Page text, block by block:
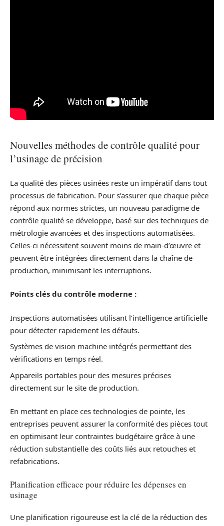
Nouvelles méthodes de contrôle qualité pour
l’usinage de précision
La qualité des pièces usinées reste un impératif dans tout
processus de fabrication. Pour s’assurer que chaque pièce
répond aux normes strictes, un nouveau paradigme de
contrôle qualité se développe, basé sur des techniques de
métrologie avancées et des inspections automatisées.
Celles-ci nécessitent souvent moins de main-d’œuvre et
peuvent être intégrées directement dans la chaîne de
production, minimisant les interruptions.
Points clés du contrôle moderne :
Inspections automatisées utilisant l’intelligence artificielle
pour détecter rapidement les défauts.
Systèmes de vision machine intégrés permettant des
vérifications en temps réel.
Appareils portables pour des mesures précises
directement sur le site de production.
En mettant en place ces technologies de pointe, les
entreprises peuvent assurer la conformité des pièces tout
en optimisant leur contraintes budgétaire grâce à une
réduction substantielle des coûts liés aux retouches et
refabrications.
Planification efficace pour réduire les dépenses en
usinage
Une planification rigoureuse est la clé de la réduction des